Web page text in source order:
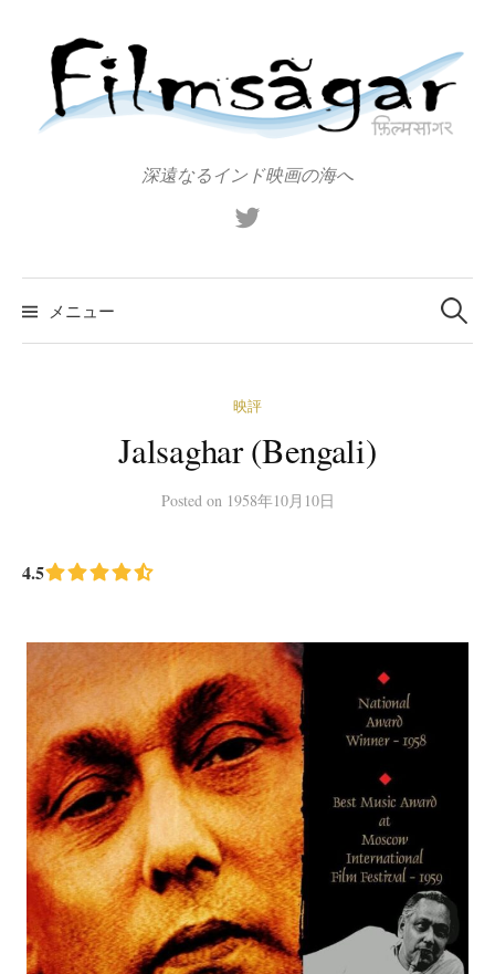
プ
深遠なるインド映画の海へ
メニュー
検
索:
映評
Jalsaghar (Bengali)
Posted on 1958年10月10日
4.5